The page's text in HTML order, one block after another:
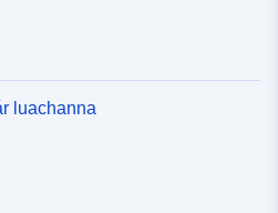
luachanna